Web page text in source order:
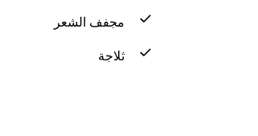
مجفف الشعر
ثلاجة